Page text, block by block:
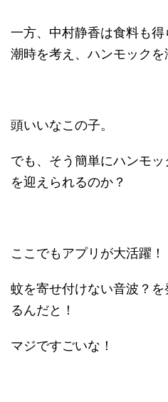
一方、中村静香は食料も
潮時を考え、ハンモックを
頭いいなこの子。
でも、そう簡単にハンモ
を迎えられるのか？
ここでもアプリが大活躍！
蚊を寄せ付けない音波？
るんだと！
マジですごいな！